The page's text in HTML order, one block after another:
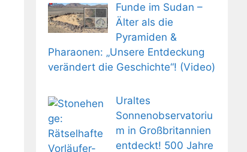
Funde im Sudan –
Älter als die
Pyramiden &
Pharaonen: „Unsere Entdeckung
verändert die Geschichte“! (Video)
Uraltes
Sonnenobservatoriu
m in Großbritannien
entdeckt! 500 Jahre